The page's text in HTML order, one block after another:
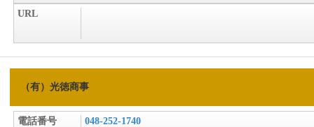
URL
（有）光徳商事
電話番号 048-252-1740